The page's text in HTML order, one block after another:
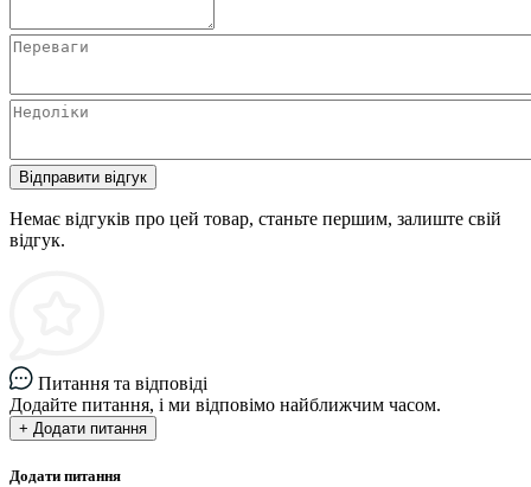
Відправити відгук
Немає відгуків про цей товар, станьте першим, залиште свій
відгук.
Питання та відповіді
Додайте питання, і ми відповімо найближчим часом.
+ Додати питання
Додати питання